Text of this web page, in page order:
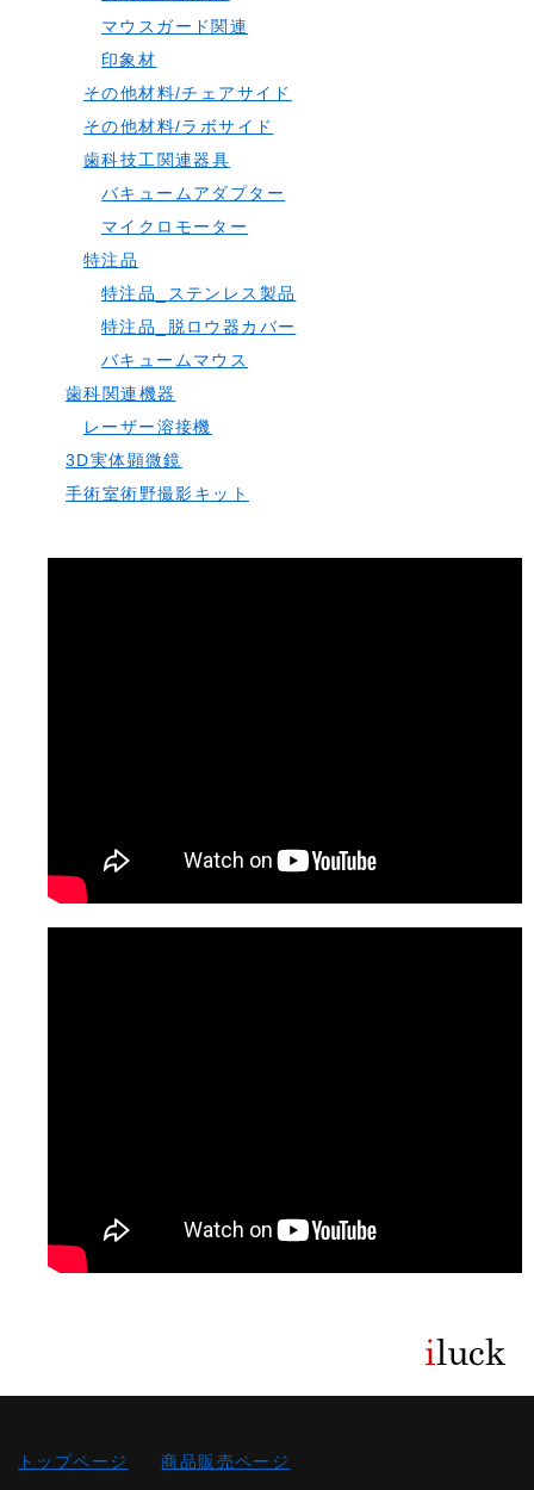
マウスガード関連
印象材
その他材料/チェアサイド
その他材料/ラボサイド
歯科技工関連器具
バキュームアダプター
マイクロモーター
特注品
特注品_ステンレス製品
特注品_脱ロウ器カバー
バキュームマウス
歯科関連機器
レーザー溶接機
3D実体顕微鏡
手術室術野撮影キット
トップページ 商品販売ページ